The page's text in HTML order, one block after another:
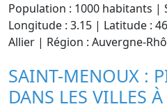
Population : 1000 habitants |
Longitude : 3.15 | Latitude :
Allier | Région : Auvergne-
SAINT-MENOUX :
DANS LES VILLES